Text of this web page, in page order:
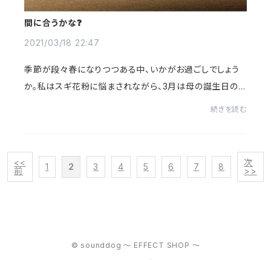
間に合うかな❓
2021/03/18 22:47
季節が段々春になりつつある中、いかがお過ごしでしょう
か。私はスギ花粉に悩まされながら、3月は母の誕生日の
続きを読む
<<
前
1 2 3 4 5 6 7 8
次
>>
© sounddog ～ EFFECT SHOP ～